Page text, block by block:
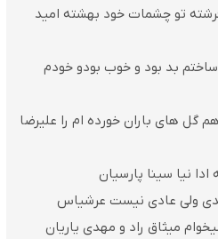
تو چشمات خود بهشته امید
بد بود و خوب بودو خودم
گل های باران‌ خورده ام را علیرضا
نیا سینا پارسیان
ولی عادی نیست عرشیاس
میثاق راد و مهدی یاریان